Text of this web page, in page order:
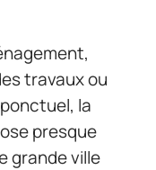
travaux ou
la
presque
grande ville